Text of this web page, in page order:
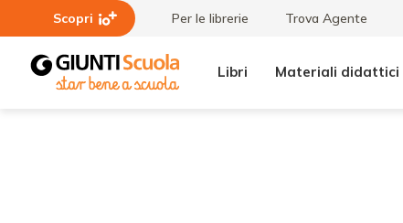
Scopri Per le librerie Trova Agente
Libri Materiali didattici